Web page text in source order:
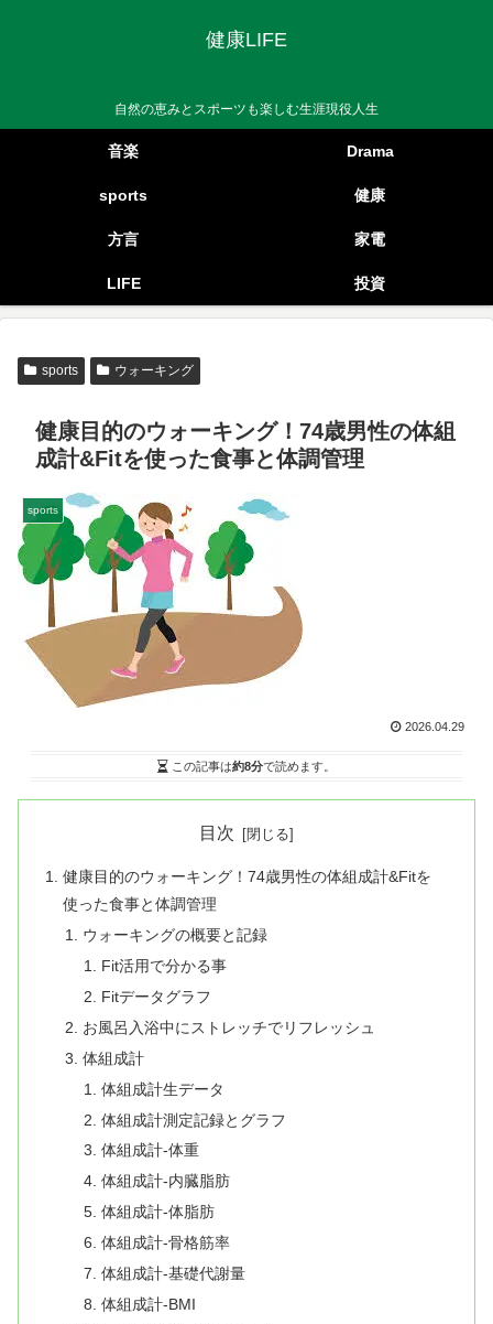
健康LIFE
自然の恵みとスポーツも楽しむ生涯現役人生
音楽 Drama
sports 健康
方言 家電
LIFE 投資
sports ウォーキング
健康目的のウォーキング！74歳男性の体組
成計&Fitを使った食事と体調管理
sports
2026.04.29
この記事は約8分で読めます。
目次
健康目的のウォーキング！74歳男性の体組成計&Fitを
使った食事と体調管理
ウォーキングの概要と記録
Fit活用で分かる事
Fitデータグラフ
お風呂入浴中にストレッチでリフレッシュ
体組成計
体組成計生データ
体組成計測定記録とグラフ
体組成計-体重
体組成計-内臓脂肪
体組成計-体脂肪
体組成計-骨格筋率
体組成計-基礎代謝量
体組成計-BMI